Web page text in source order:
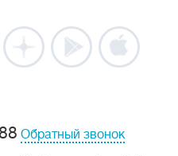
Обратный звонок